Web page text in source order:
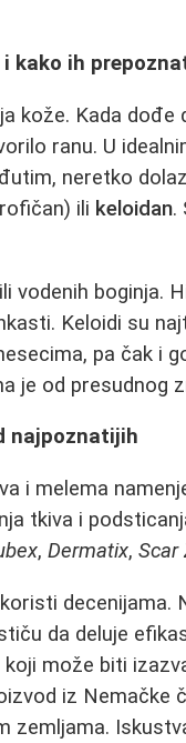
kako ih
kože. Kada
ranu. U
neretko
ili keloidan.
vodenih boginja.
Keloidi su
pa čak i
je od presudnog
najpoznatijih
i melema
tkiva i
,Dermatix,Scar
da deluje
može biti
iz
zemljama.